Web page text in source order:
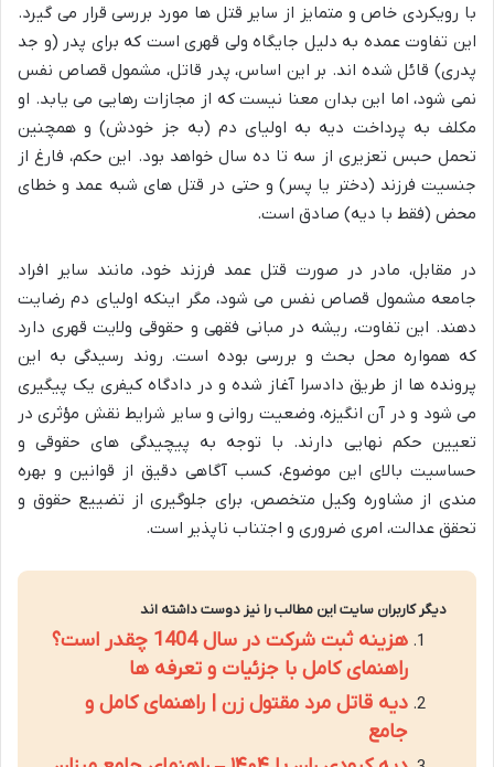
با رویکردی خاص و متمایز از سایر قتل ها مورد بررسی قرار می گیرد.
این تفاوت عمده به دلیل جایگاه ولی قهری است که برای پدر (و جد
پدری) قائل شده اند. بر این اساس، پدر قاتل، مشمول قصاص نفس
نمی شود، اما این بدان معنا نیست که از مجازات رهایی می یابد. او
مکلف به پرداخت دیه به اولیای دم (به جز خودش) و همچنین
تحمل حبس تعزیری از سه تا ده سال خواهد بود. این حکم، فارغ از
جنسیت فرزند (دختر یا پسر) و حتی در قتل های شبه عمد و خطای
محض (فقط با دیه) صادق است.
در مقابل، مادر در صورت قتل عمد فرزند خود، مانند سایر افراد
جامعه مشمول قصاص نفس می شود، مگر اینکه اولیای دم رضایت
دهند. این تفاوت، ریشه در مبانی فقهی و حقوقی ولایت قهری دارد
که همواره محل بحث و بررسی بوده است. روند رسیدگی به این
پرونده ها از طریق دادسرا آغاز شده و در دادگاه کیفری یک پیگیری
می شود و در آن انگیزه، وضعیت روانی و سایر شرایط نقش مؤثری در
تعیین حکم نهایی دارند. با توجه به پیچیدگی های حقوقی و
حساسیت بالای این موضوع، کسب آگاهی دقیق از قوانین و بهره
مندی از مشاوره وکیل متخصص، برای جلوگیری از تضییع حقوق و
تحقق عدالت، امری ضروری و اجتناب ناپذیر است.
دیگر کاربران سایت این مطالب را نیز دوست داشته اند
هزینه ثبت شرکت در سال 1404 چقدر است؟
راهنمای کامل با جزئیات و تعرفه ها
دیه قاتل مرد مقتول زن | راهنمای کامل و
جامع